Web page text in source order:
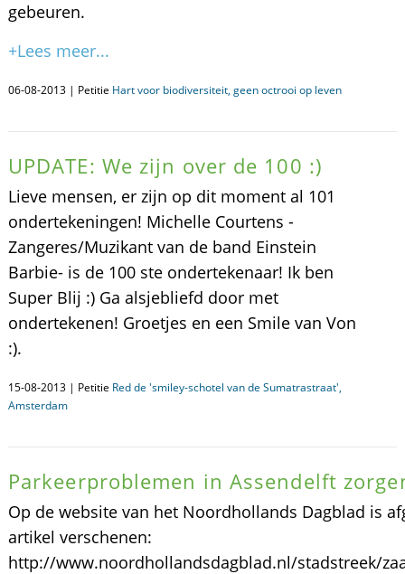
gebeuren.
+Lees meer...
06-08-2013 | Petitie Hart voor biodiversiteit, geen octrooi op leven
UPDATE: We zijn over de 100 :)
Lieve mensen, er zijn op dit moment al 101
ondertekeningen! Michelle Courtens -
Zangeres/Muzikant van de band Einstein
Barbie- is de 100 ste ondertekenaar! Ik ben
Super Blij :) Ga alsjebliefd door met
ondertekenen! Groetjes en een Smile van Von
:).
15-08-2013 | Petitie Red de 'smiley-schotel van de Sumatrastraat',
Amsterdam
Parkeerproblemen in Assendelft
Op de website van het Noordhollands Dagblad is
artikel verschenen:
http://www.noordhollandsdagblad.nl/stadstreek/